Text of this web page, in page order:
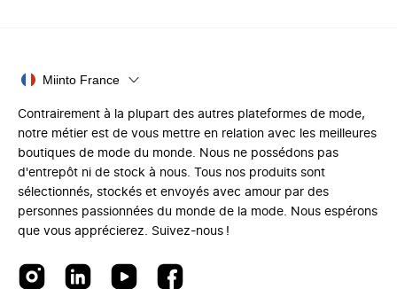
Miinto France
Contrairement à la plupart des autres plateformes de mode,
notre métier est de vous mettre en relation avec les meilleures
boutiques de mode du monde. Nous ne possédons pas
d'entrepôt ni de stock à nous. Tous nos produits sont
sélectionnés, stockés et envoyés avec amour par des
personnes passionnées du monde de la mode. Nous espérons
que vous apprécierez. Suivez-nous !